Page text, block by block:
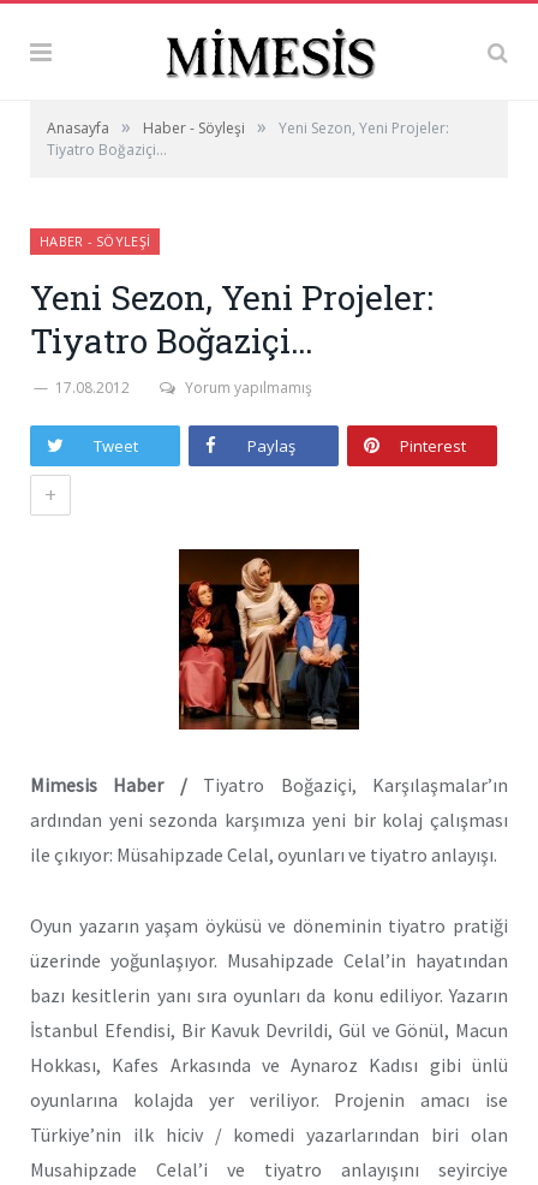
Anasayfa » Haber - Söyleşi »
Yeni Sezon, Yeni Projeler:
Tiyatro Boğaziçi…
HABER - SÖYLEŞI
Yeni Sezon, Yeni Projeler:
Tiyatro Boğaziçi…
17.08.2012 Yorum yapılmamış
Tweet Paylaş Pinterest
+
Mimesis Haber / Tiyatro Boğaziçi, Karşılaşmalar’ın
ardından yeni sezonda karşımıza yeni bir kolaj çalışması
ile çıkıyor: Müsahipzade Celal, oyunları ve tiyatro anlayışı.
Oyun yazarın yaşam öyküsü ve döneminin tiyatro pratiği
üzerinde yoğunlaşıyor. Musahipzade Celal’in hayatından
bazı kesitlerin yanı sıra oyunları da konu ediliyor. Yazarın
İstanbul Efendisi, Bir Kavuk Devrildi, Gül ve Gönül, Macun
Hokkası, Kafes Arkasında ve Aynaroz Kadısı gibi ünlü
oyunlarına kolajda yer veriliyor. Projenin amacı ise
Türkiye’nin ilk hiciv / komedi yazarlarından biri olan
Musahipzade Celal’i ve tiyatro anlayışını seyirciye